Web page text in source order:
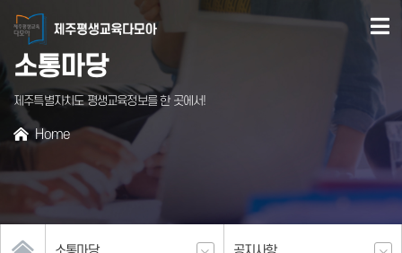
바로가기
서브페이지
소통마당
제주특별자치도 평생교육정보를 한 곳에서!
Home